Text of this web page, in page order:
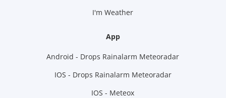
I'm Weather
App
Android - Drops Rainalarm Meteoradar
IOS - Drops Rainalarm Meteoradar
IOS - Meteox